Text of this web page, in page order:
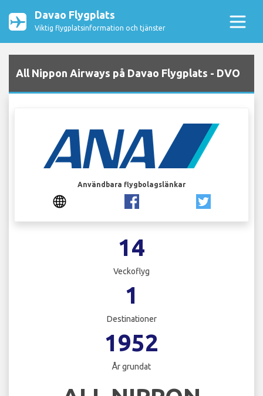
Davao Flygplats
Viktig flygplatsinformation och tjänster
All Nippon Airways på Davao Flygplats - DVO
Användbara flygbolagslänkar
14
Veckoflyg
1
Destinationer
1952
År grundat